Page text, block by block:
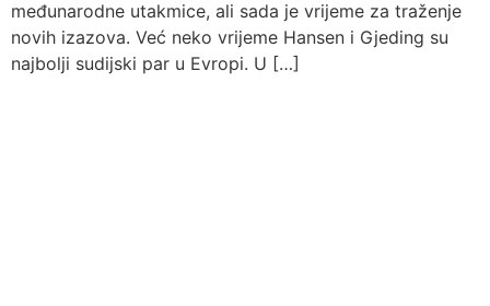
međunarodne utakmice, ali sada je vrijeme za traženje
novih izazova. Već neko vrijeme Hansen i Gjeding su
najbolji sudijski par u Evropi. U […]